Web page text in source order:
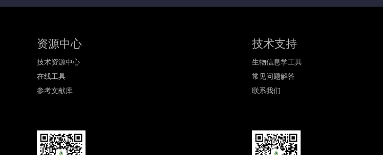
资源中心
技术资源中心
在线工具
参考文献库
技术支持
生物信息学工具
常见问题解答
联系我们